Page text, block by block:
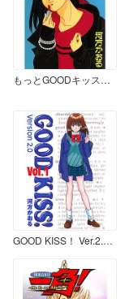
もっとGOODキッス！ 1
GOOD KISS！ Ver.2.0 1